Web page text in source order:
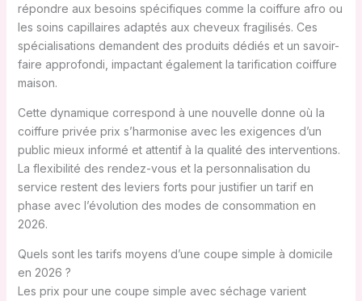
répondre aux besoins spécifiques comme la coiffure afro ou
les soins capillaires adaptés aux cheveux fragilisés. Ces
spécialisations demandent des produits dédiés et un savoir-
faire approfondi, impactant également la tarification coiffure
maison.
Cette dynamique correspond à une nouvelle donne où la
coiffure privée prix s’harmonise avec les exigences d’un
public mieux informé et attentif à la qualité des interventions.
La flexibilité des rendez-vous et la personnalisation du
service restent des leviers forts pour justifier un tarif en
phase avec l’évolution des modes de consommation en
2026.
Quels sont les tarifs moyens d’une coupe simple à domicile
en 2026 ?
Les prix pour une coupe simple avec séchage varient